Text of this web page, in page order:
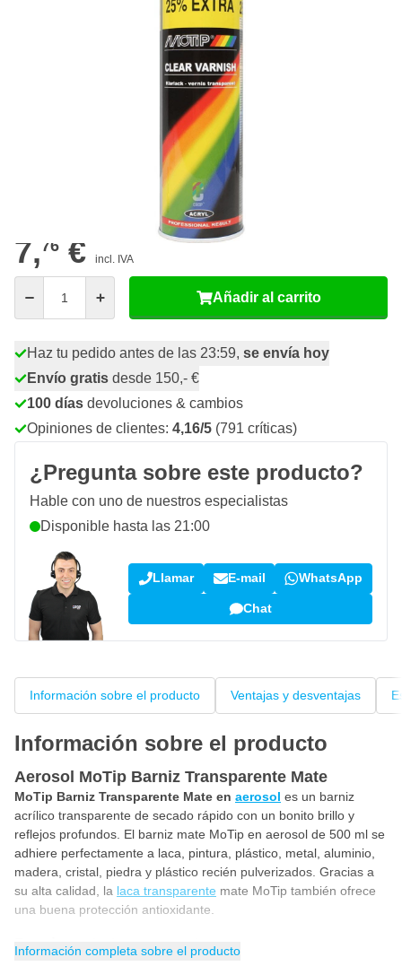
MoTip Barniz Transparente Mate Aerosol 500ml
GUARDAR 10%
7, 76 € incl. IVA
Añadir al carrito
Haz tu pedido antes de las 23:59, se envía hoy
Envío gratis desde 150,- €
100 días devoluciones & cambios
Opiniones de clientes: 4,16/5 (791 críticas)
¿Pregunta sobre este producto?
Hable con uno de nuestros especialistas
Disponible hasta las 21:00
Llamar E-mail WhatsApp
Chat
Información sobre el producto Ventajas y desventajas
Información sobre el producto
Aerosol MoTip Barniz Transparente Mate
MoTip Barniz Transparente Mate en aerosol es un barniz
acrílico transparente de secado rápido con un bonito brillo y
reflejos profundos. El barniz mate MoTip en aerosol de 500 ml se
adhiere perfectamente a laca, pintura, plástico, metal, aluminio,
madera, cristal, piedra y plástico recién pulverizados. Gracias a
su alta calidad, la laca transparente mate MoTip también ofrece
una buena protección antioxidante.
Barniz mate transparente
Información completa sobre el producto